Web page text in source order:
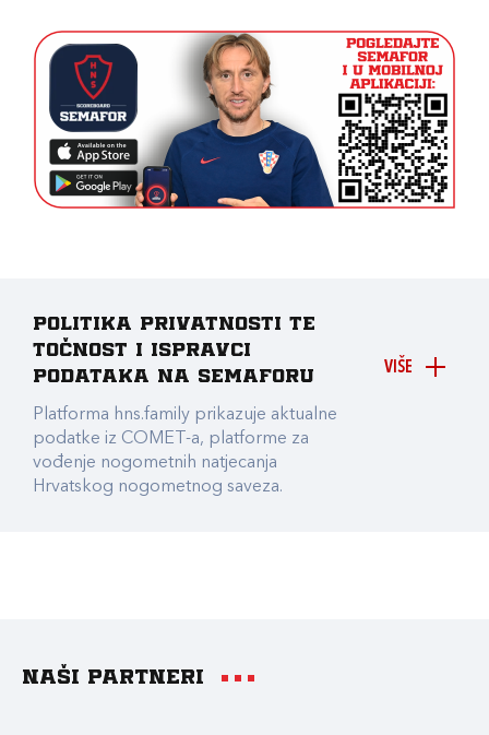
VIŠE
Politika privatnosti te
točnost i ispravci
podataka na Semaforu
Platforma hns.family prikazuje aktualne
podatke iz COMET-a, platforme za
vođenje nogometnih natjecanja
Hrvatskog nogometnog saveza.
Naši partneri